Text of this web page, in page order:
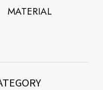
MATERIAL